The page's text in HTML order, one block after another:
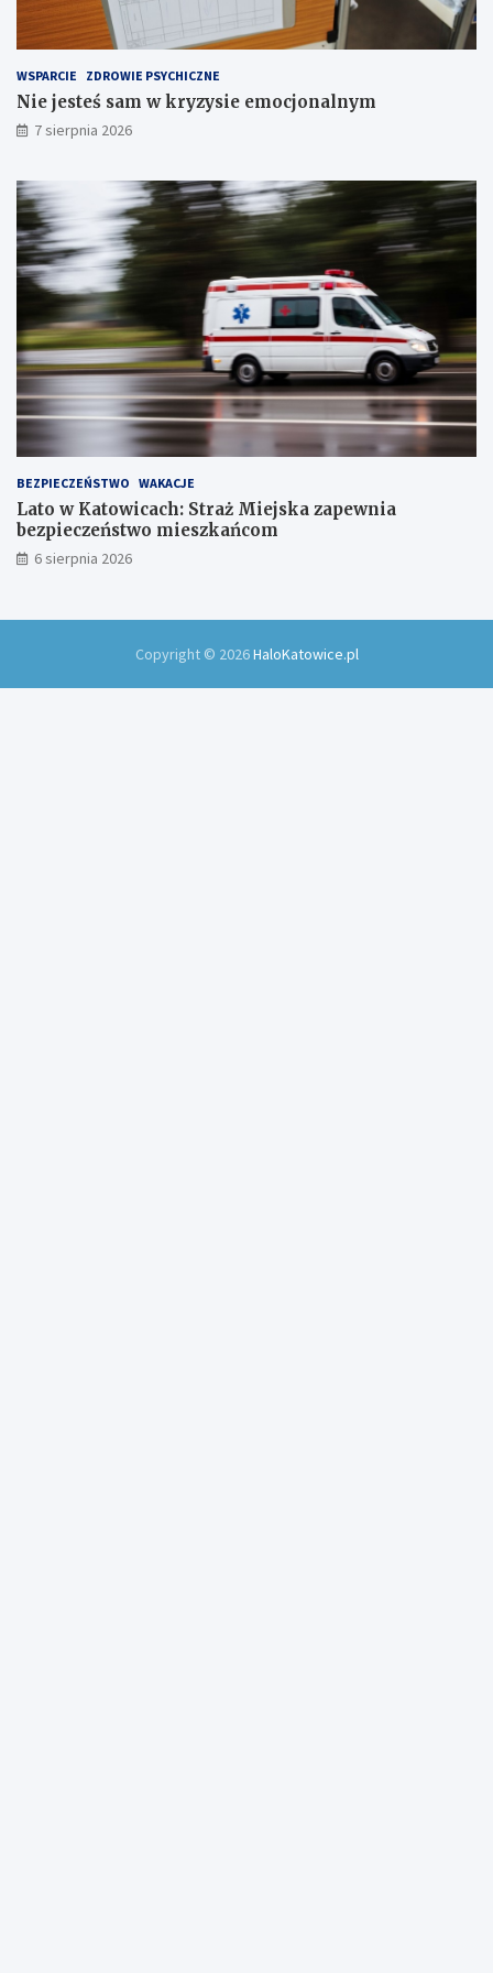
r
c
h
S
w
ó
w
!
WSPARCIE ZDROWIE PSYCHICZNE
Nie jesteś sam w kryzysie emocjonalnym
7 sierpnia 2026
BEZPIECZEŃSTWO WAKACJE
Lato w Katowicach: Straż Miejska zapewnia
bezpieczeństwo mieszkańcom
6 sierpnia 2026
Copyright © 2026HaloKatowice.pl